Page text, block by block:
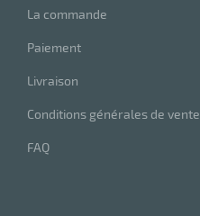
La commande
Paiement
Livraison
Conditions générales de vente
FAQ